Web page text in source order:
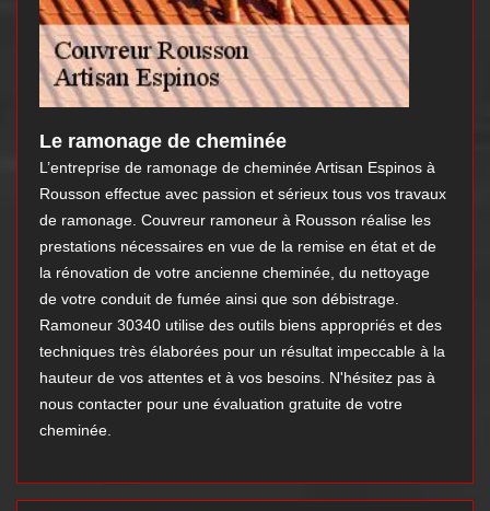
Le ramonage de cheminée
L’entreprise de ramonage de cheminée Artisan Espinos à
Rousson effectue avec passion et sérieux tous vos travaux
de ramonage. Couvreur ramoneur à Rousson réalise les
prestations nécessaires en vue de la remise en état et de
la rénovation de votre ancienne cheminée, du nettoyage
de votre conduit de fumée ainsi que son débistrage.
Ramoneur 30340 utilise des outils biens appropriés et des
techniques très élaborées pour un résultat impeccable à la
hauteur de vos attentes et à vos besoins. N'hésitez pas à
nous contacter pour une évaluation gratuite de votre
cheminée.